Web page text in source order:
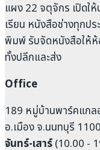
แผง 22 จตุจักร เปิดใ
เรียน หนังสือช่างทุกป
พิมพ์ รับจัดหนังสือให้ห้
ทั้งปลีกและส่ง
Office
189 หมู่บ้านพาร์คแกล
อ.เมือง จ.นนทบุรี
จันทร์-เสาร์(10.00 -